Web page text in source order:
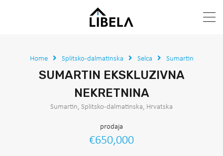
Home Splitsko-dalmatinska Selca Sumartin
SUMARTIN EKSKLUZIVNA
NEKRETNINA
Sumartin, Splitsko-dalmatinska, Hrvatska
prodaja
€650,000